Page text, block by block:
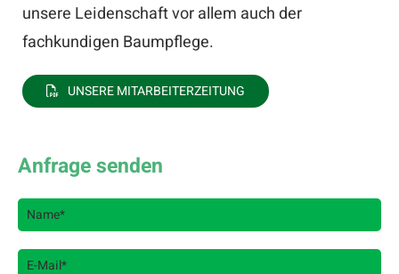
unsere Leidenschaft vor allem auch der
fachkundigen Baumpflege.
UNSERE MITARBEITERZEITUNG
Anfrage senden